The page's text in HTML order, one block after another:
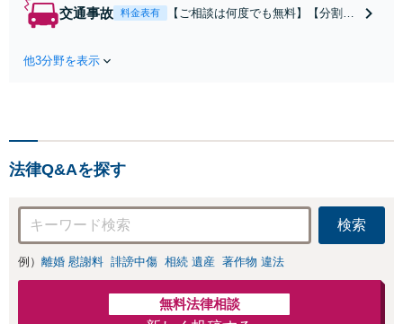
ートします。◎任意整理後
交通事故 料金表有
【ご相談は何度でも無料】【分割払
す。
他3分野を表示
法律Q&Aを探す
検索
例） 離婚 慰謝料 誹謗中傷 相続 遺産 著作物 違法
無料法律相談